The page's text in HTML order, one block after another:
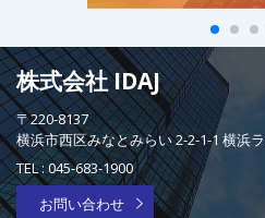
株式会社 IDAJ
〒220-8137
横浜市西区みなとみらい 2-2-1-1 横浜
TEL :045-683-1900
お問い合わせ